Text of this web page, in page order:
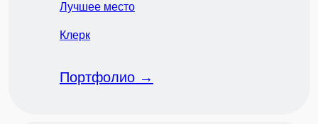
Лучшее место
Клерк
Портфолио →